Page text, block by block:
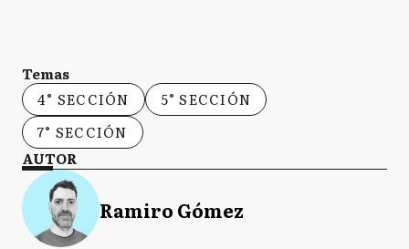
Temas
4° SECCIÓN
5° SECCIÓN
7° SECCIÓN
AUTOR
Ramiro Gómez